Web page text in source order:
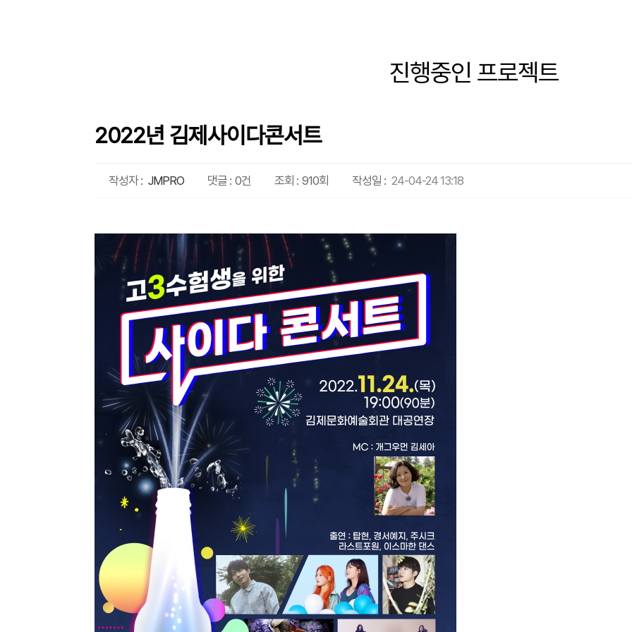
진행중인 프로젝트
2022년 김제사이다콘서트
작성자 : JMPRO 댓글 : 0건 조회 : 910회 작성일 : 24-04-24 13:18